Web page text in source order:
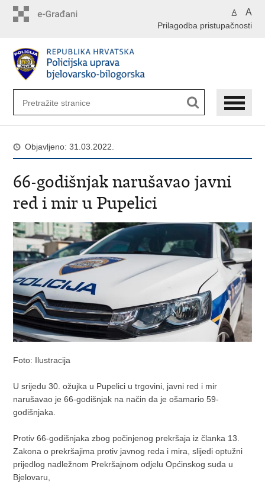
A A
Prilagodba pristupačnosti
Objavljeno: 31.03.2022.
66-godišnjak narušavao javni
red i mir u Pupelici
Foto: Ilustracija
U srijedu 30. ožujka u Pupelici u trgovini, javni red i mir
narušavao je 66-godišnjak na način da je ošamario 59-
godišnjaka.
Protiv 66-godišnjaka zbog počinjenog prekršaja iz članka 13.
Zakona o prekršajima protiv javnog reda i mira, slijedi optužni
prijedlog nadležnom Prekršajnom odjelu Općinskog suda u
Bjelovaru,